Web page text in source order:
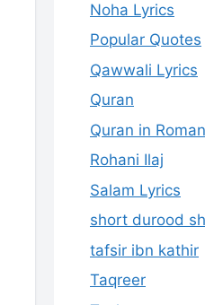
Noha Lyrics
Popular Quotes
Qawwali Lyrics
Quran
Quran in
Rohani Ilaj
Salam Lyrics
short durood
tafsir ibn kathir
Taqreer